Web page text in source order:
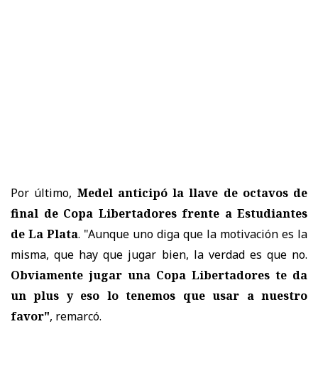
Por último, Medel anticipó la llave de octavos de
final de Copa Libertadores frente a Estudiantes
de La Plata. "Aunque uno diga que la motivación es la
misma, que hay que jugar bien, la verdad es que no.
Obviamente jugar una Copa Libertadores te da
un plus y eso lo tenemos que usar a nuestro
favor", remarcó.